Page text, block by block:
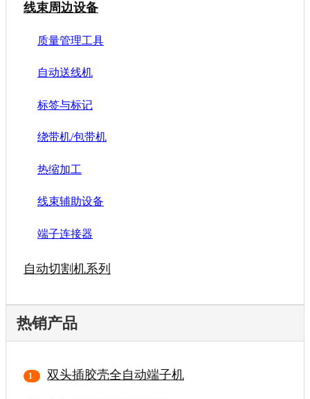
线束周边设备
质量管理工具
自动送线机
标签与标记
绕带机/包带机
热缩加工
线束辅助设备
端子连接器
自动切割机系列
热销产品
双头插胶壳全自动端子机